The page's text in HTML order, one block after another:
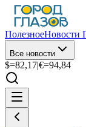
ПолезноеНовости
Все новости
$=82,17|€=94,84